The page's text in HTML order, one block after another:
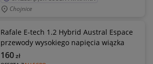
Chojnice
Rafale E-tech 1.2 Hybrid Austral Espace
przewody wysokiego napięcia wiązka
160zł